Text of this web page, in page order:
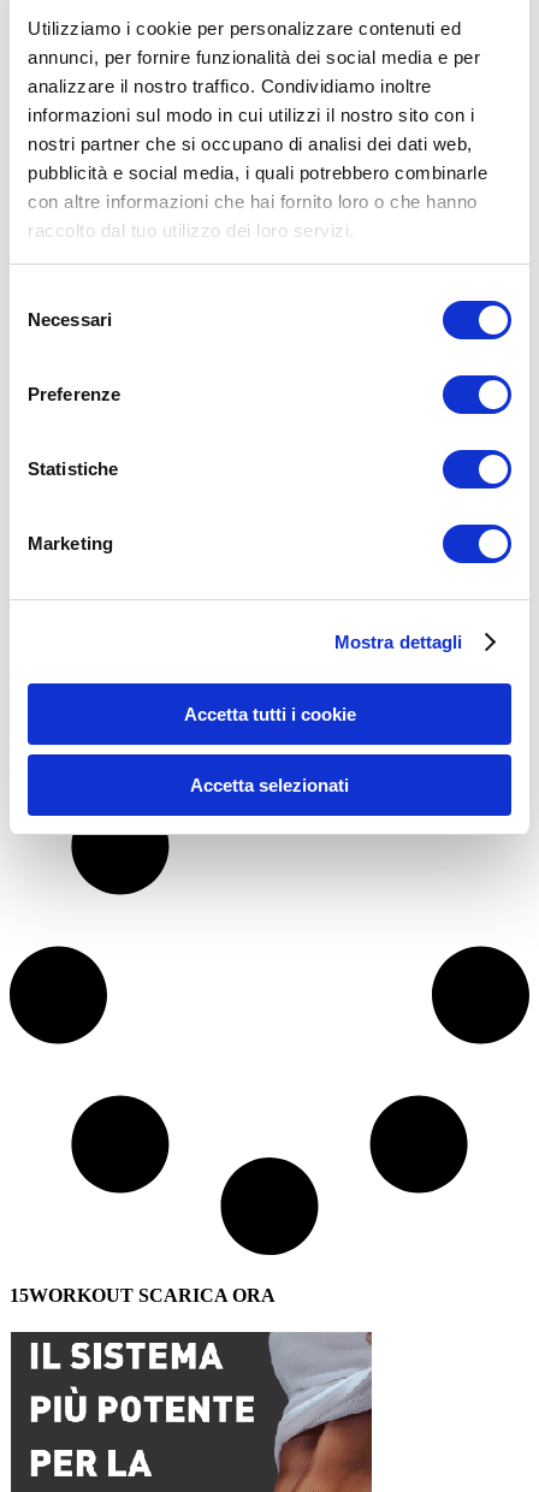
Utilizziamo i cookie per personalizzare contenuti ed
annunci, per fornire funzionalità dei social media e per
analizzare il nostro traffico. Condividiamo inoltre
informazioni sul modo in cui utilizzi il nostro sito con i
nostri partner che si occupano di analisi dei dati web,
pubblicità e social media, i quali potrebbero combinarle
con altre informazioni che hai fornito loro o che hanno
raccolto dal tuo utilizzo dei loro servizi.
delNecessari
Preferenze
Statistiche
Marketing
Mostra dettagli
Accetta tutti i cookie
Accetta selezionati
ALLENAMENTO
Ciao e benvenuta in questo nuovo articolo dove ancora una volta
15WORKOUT SCARICA ORA